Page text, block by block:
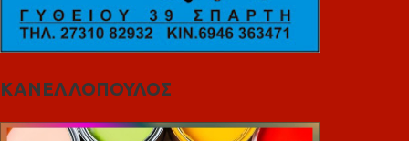
ΚΑΝΕΛΛΟΠΟΥΛΟΣ